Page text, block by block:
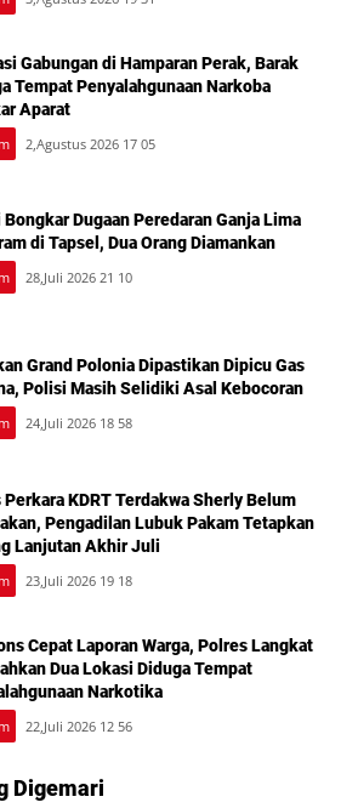
Gabungan di Hamparan Perak, Barak
Tempat Penyalahgunaan Narkoba
Aparat
2,Agustus 2026 17 05
Dugaan Peredaran Ganja Lima
di Tapsel, Dua Orang Diamankan
28,Juli 2026 21 10
Grand Polonia Dipastikan Dipicu Gas
Polisi Masih Selidiki Asal Kebocoran
24,Juli 2026 18 58
Perkara KDRT Terdakwa Sherly Belum
Pengadilan Lubuk Pakam Tetapkan
Lanjutan Akhir Juli
23,Juli 2026 19 18
Cepat Laporan Warga, Polres Langkat
Dua Lokasi Diduga Tempat
Narkotika
22,Juli 2026 12 56
Digemari